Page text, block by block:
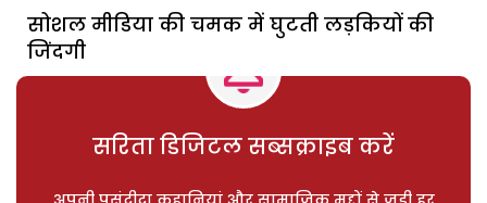
सोशल मीडिया की चमक में घुटती लड़कियों की
जिंदगी
सरिता डिजिटल सब्सक्राइब करें